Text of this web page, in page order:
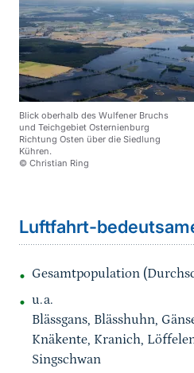
Blick oberhalb des Wulfener Bruchs
und Teichgebiet Osternienburg
Richtung Osten über die Siedlung
Kühren.
© Christian Ring
Luftfahrt-
Gesamtpopulation
u.a.
Blässgans, Blässhuhn,
Knäkente, Kranich,
Singschwan